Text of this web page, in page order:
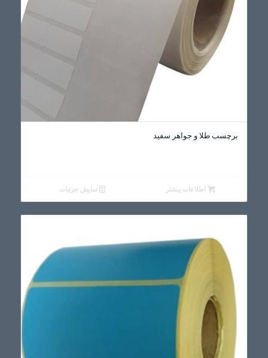
برچسب طلا و جواهر سفید
اطلاعات بیشتر نمایش جزئیات